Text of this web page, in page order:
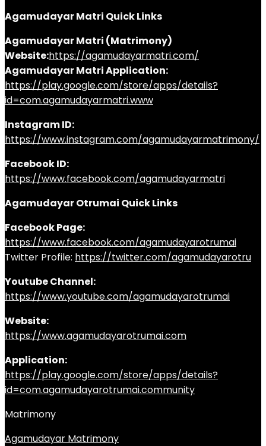
Agamudayar Matri Quick Links
Agamudayar Matri (Matrimony)
Website:https://agamudayarmatri.com/
Agamudayar Matri Application:
https://play.google.com/store/apps/details?
id=com.agamudayarmatri.www
Instagram ID:
https://www.instagram.com/agamudayarmatrimony/
Facebook ID:
https://www.facebook.com/agamudayarmatri
Agamudayar Otrumai Quick Links
Facebook Page:
https://www.facebook.com/agamudayarotrumai
Twitter Profile: https://twitter.com/agamudayarotru
Youtube Channel:
https://www.youtube.com/agamudayarotrumai
Website:
https://www.agamudayarotrumai.com
Application:
https://play.google.com/store/apps/details?
id=com.agamudayarotrumai.community
Matrimony
Agamudayar Matrimony